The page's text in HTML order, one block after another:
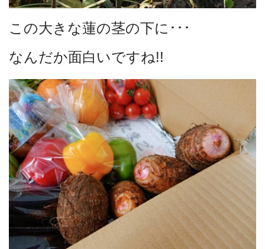
この大きな蓮の茎の下に･･･
なんだか面白いですね!!